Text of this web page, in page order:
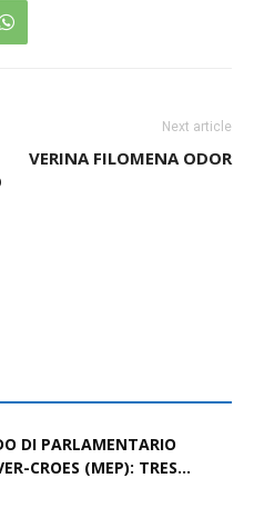
Next article
VERINA FILOMENA ODOR
DI PARLAMENTARIO
CROES (MEP): TRES...